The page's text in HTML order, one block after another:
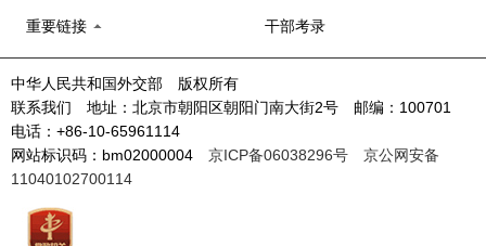
重要链接 干部考录
中华人民共和国外交部 版权所有
联系我们 地址：北京市朝阳区朝阳门南大街2号 邮编：100701
电话：+86-10-65961114
网站标识码：bm02000004 京ICP备06038296号
京公网安备
11040102700114